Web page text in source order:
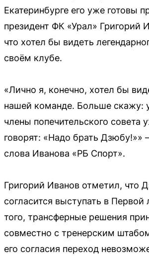
Екатеринбурге его уже готовы
президент ФК «Урал» Григорий
что хотел бы видеть
своём клубе.
«Лично я, конечно, хотел бы
нашей команде. Больше скажу:
члены попечительского совета
говорят: «Надо брать Дзюбу!»»
слова Иванова «РБ Спорт».
Григорий Иванов отметил, что
согласится выступать в Первой
того, трансферные решения
совместно с тренерским
его согласия переход